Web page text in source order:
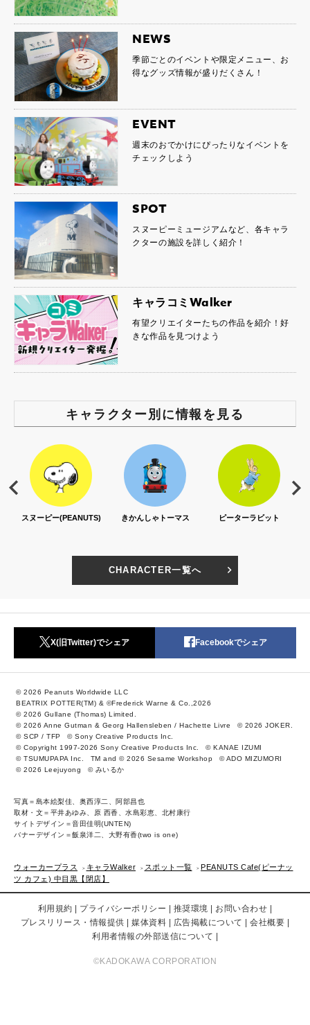
NEWS
季節ごとのイベントや限定メニュー、お
得なグッズ情報が盛りだくさん！
EVENT
週末のおでかけにぴったりなイベントを
チェックしよう
SPOT
スヌーピーミュージアムなど、各キャラ
クターの施設を詳しく紹介！
キャラコミWalker
有望クリエイターたちの作品を紹介！好
きな作品を見つけよう
キャラクター別に情報を見る
スヌーピー(PEANUTS) きかんしゃトーマス ピーターラビット
CHARACTER一覧へ
X(旧Twitter)でシェア Facebookでシェア
© 2026 Peanuts Worldwide LLC
BEATRIX POTTER(TM) & ©Frederick Warne & Co.,2026
© 2026 Gullane (Thomas) Limited.
© 2026 Anne Gutman & Georg Hallensleben / Hachette Livre
© 2026 JOKER.
© SCP / TFP
© Sony Creative Products Inc.
© Copyright 1997-2026 Sony Creative Products Inc.
© KANAE IZUMI
© TSUMUPAPA Inc.
TM and © 2026 Sesame Workshop
© ADO MIZUMORI
© 2026 Leejuyong
© みいるか
写真＝島本絵梨佳、奥西淳二、阿部昌也
取材・文＝平井あゆみ、原 西香、水島彩恵、北村康行
サイトデザイン＝音田佳明(UNTEN)
バナーデザイン＝飯泉洋二、大野有香(two is one)
ウォーカープラス キャラWalker スポット一覧
PEANUTS Cafe(ピーナッ
ツ カフェ) 中目黒【閉店】
利用規約 プライバシーポリシー 推奨環境
お問い合わせ
プレスリリース・情報提供
媒体資料 広告掲載について
会社概要
利用者情報の外部送信について
©KADOKAWA CORPORATION